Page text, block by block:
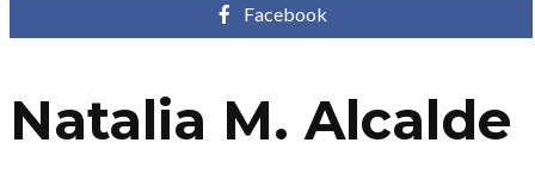
Facebook
Natalia M. Alcalde